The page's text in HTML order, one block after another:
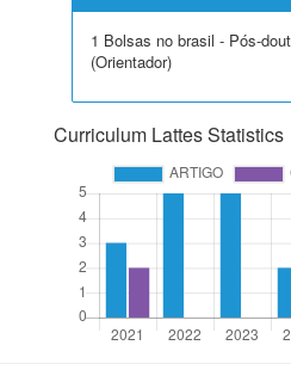
1 Bolsas no brasil - Pós-
(Orientador)
Curriculum Lattes Statistics